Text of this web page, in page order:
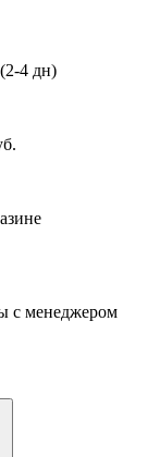
4 дн)
с менеджером